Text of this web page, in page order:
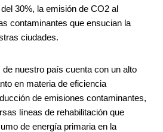
30%, la emisión de CO2 al
contaminantes que ensucian la
ciudades.
nuestro país cuenta con un alto
en materia de eficiencia
de emisiones contaminantes,
líneas de rehabilitación que
de energía primaria en la